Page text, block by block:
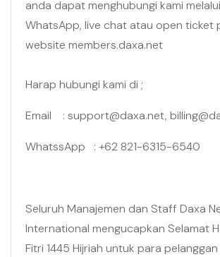
anda dapat menghubungi kami
WhatsApp, live chat atau open ticket
website members.daxa.net
Harap hubungi kami di ;
Email : support@daxa.net,
WhatssApp : +62 821-6315-6540
Seluruh Manajemen dan Staff Daxa
International mengucapkan Selamat
Fitri 1445 Hijriah untuk para